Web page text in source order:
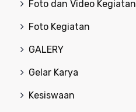
Foto dan Video Kegiatan
Foto Kegiatan
GALERY
Gelar Karya
Kesiswaan